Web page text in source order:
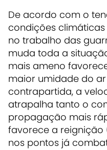
De acordo com o
condições
no trabalho das
muda toda a
mais ameno
maior umidade do
contrapartida, a
atrapalha tanto o
propagação mais
favorece a reignição
nos pontos já